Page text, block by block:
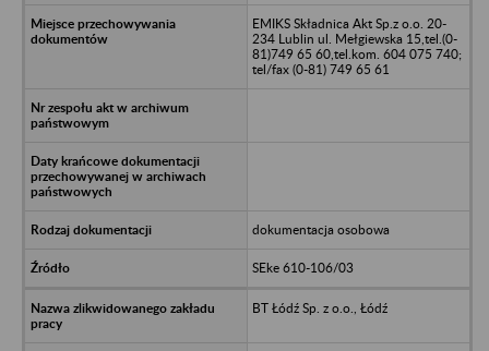
EMIKS Składnica Akt Sp.z o.o. 20-
234 Lublin ul. Mełgiewska 15,tel.(0-
81)749 65 60,tel.kom. 604 075 740;
tel/fax (0-81) 749 65 61
dokumentacja osobowa
SEke 610-106/03
BT Łódź Sp. z o.o., Łódź